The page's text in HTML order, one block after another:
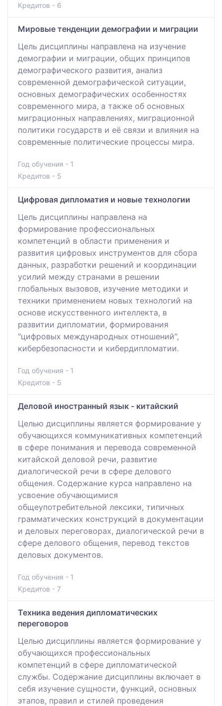
Кредитов - 6
Мировые тенденции демографии и миграции
Цель дисциплины направлена на изучение
демографии и миграции, общих принципов
демографического развития, анализ
современной демографической ситуации,
основных демографических особенностях
современного мира, а также об основных
миграционных направлениях, миграционной
политики государств и её связи и влияния на
современные политические процессы мира.
Год обучения - 1
Кредитов - 5
Цифровая дипломатия и новые технологии
Цель дисциплины направлена на
формирование профессиональных
компетенций в области применения и
развития цифровых инструментов для сбора
данных, разработки решений и координации
усилий между странами в решении
глобальных вызовов, изучение методики и
техники применением новых технологий на
основе искусственного интеллекта, в
развитии дипломатии, формирования
"цифровых международных отношений",
кибербезопасности и кибердипломатии.
Год обучения - 1
Кредитов - 5
Деловой иностранный язык - китайский
Целью дисциплины является формирование у
обучающихся коммуникативных компетенций
в сфере понимания и перевода современной
китайской деловой речи, развитие
диалогической речи в сфере делового
общения. Содержание курса направлено на
усвоение обучающимися
общеупотребительной лексики, типичных
грамматических конструкций в документации
и деловых переговорах, диалогической речи в
сфере делового общения, перевод текстов
деловых документов.
Год обучения - 1
Кредитов - 7
Техника ведения дипломатических
переговоров
Целью дисциплины является формирование у
обучающихся профессиональных
компетенций в сфере дипломатической
службы. Содержание дисциплины включает в
себя изучение сущности, функций, основных
этапов, правил и стилей проведения